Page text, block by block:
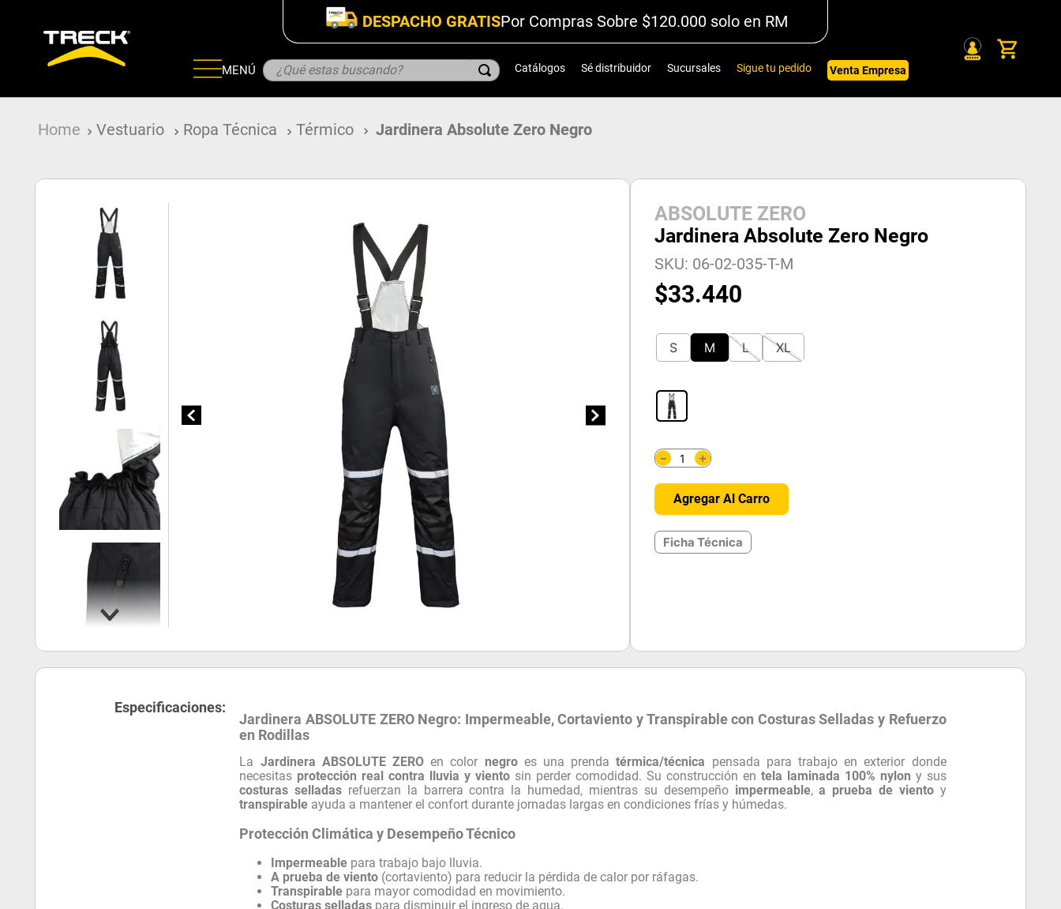
DESPACHO GRATISPor Compras Sobre $120.000 solo en RM
MENÚ ¿Qué estas buscando? Catálogos Sé distribuidor Sucursales Sigue tu pedido Venta Empresa
Vestuario Ropa Técnica Térmico Jardinera Absolute Zero Negro
ABSOLUTE ZERO
Jardinera Absolute Zero Negro
SKU: 06-02-035-T-M
$33.440
S M L XL
＋
－
Agregar Al Carro
Ficha Técnica
Especificaciones:
Jardinera ABSOLUTE ZERO Negro: Impermeable, Cortaviento y Transpirable con Costuras Selladas y Refuerzo
en Rodillas
La Jardinera ABSOLUTE ZEROen color negroes una prendatérmica/técnica pensada para trabajo en exterior donde
necesitas protección real contra lluvia y viento sin perder comodidad. Su construcción en tela laminada 100% nylon y sus
costuras selladas refuerzan la barrera contra la humedad, mientras su desempeño impermeable,a prueba de vientoy
transpirable ayuda a mantener el confort durante jornadas largas en condiciones frías y húmedas.
Protección Climática y Desempeño Técnico
Impermeable para trabajo bajo lluvia.
A prueba de viento (cortaviento) para reducir la pérdida de calor por ráfagas.
Transpirable para mayor comodidad en movimiento.
Costuras selladas para disminuir el ingreso de agua.